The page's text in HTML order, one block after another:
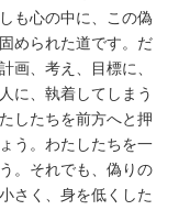
も心の中に、この偽
められた道です。だ
画、考え、目標に、
に、執着してしまう
したちを前方へと押
う。わたしたちを一
。それでも、偽りの
さく、身を低くした